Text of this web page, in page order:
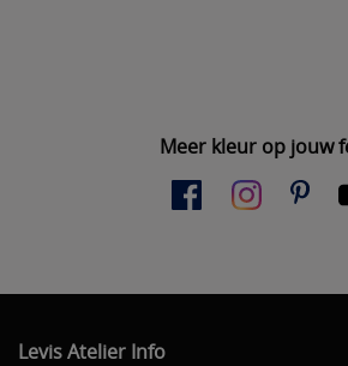
Meer kleur op jouw
Levis Atelier Info